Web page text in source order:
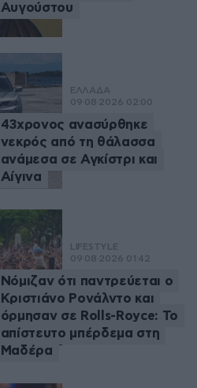
Αυγούστου
ΕΛΛΑΔΑ
09·08·2026 02:00
43χρονος ανασύρθηκε
νεκρός από τη θάλασσα
ανάμεσα σε Αγκίστρι και
Αίγινα
LIFESTYLE
09·08·2026 01:42
Νόμιζαν ότι παντρεύεται ο
Κριστιάνο Ρονάλντο και
όρμησαν σε Rolls-Royce: Το
απίστευτο μπέρδεμα στη
Μαδέρα